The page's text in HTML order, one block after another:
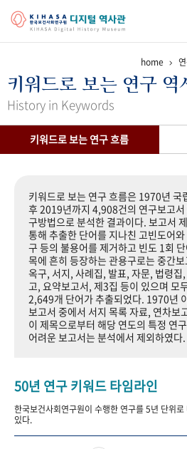
걸어온 길 기관 변천사 역대 기관
연구 역사
기록물 아카이브
사진 아카이브 문서 기록물 행정
+1주년 기념
성과 50선 숫자로 보는 50년 50+1
세계와 함께 한 KIHASA
VR 역사관
home
키워드로 보는 연구 역
History in Keywords
키워드로 보는 연구 흐름
키워드로 보는 연구 흐름은 1970년 국
후 2019년까지 4,908건의 연구보고서
구방법으로 분석한 결과이다. 보고서
통해 추출한 단어를 지나친 고빈도어
구 등의 불용어를 제거하고 빈도 1회
목에 흔히 등장하는 관용구로는 중간
옥구, 서지, 사례집, 발표, 자문, 법령
고, 요약보고서, 제3집 등이 있으며 모
2,649개 단어가 추출되었다. 1970년
보고서 중에서 서지 목록 자료, 연차보
이 제목으로부터 해당 연도의 특정 연
어려운 보고서는 분석에서 제외하였다.
50년 연구 키워드 타임라인
한국보건사회연구원이 수행한 연구를 5년 단위
있다.